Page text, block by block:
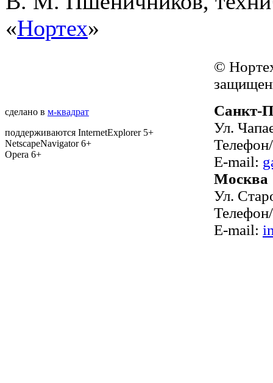
«Нортех»
сделано в м-квадрат
поддерживаются InternetExplorer 5+
NetscapeNavigator 6+
Opera 6+
©
Санкт-
Ул.
E-mail:
Москва
Ул.
E-mail: